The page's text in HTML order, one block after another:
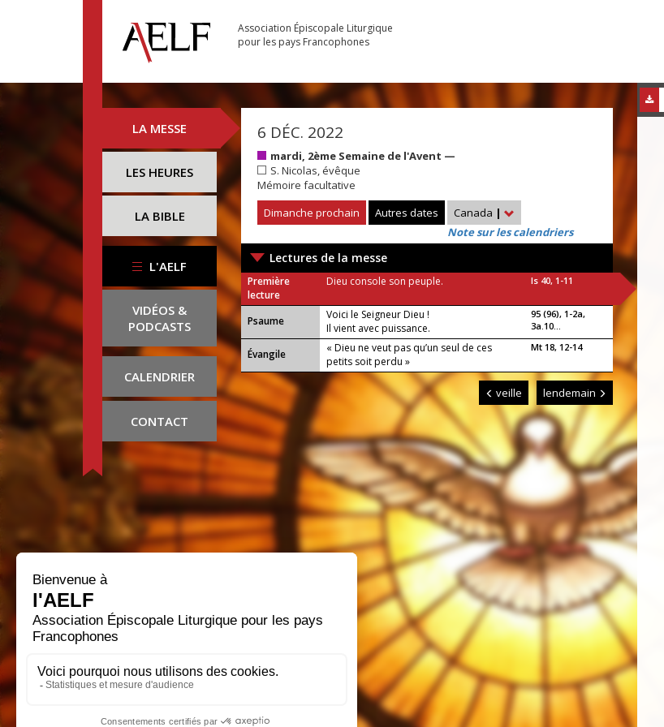
Association Épiscopale Liturgique
pour les pays Francophones
LA MESSE
LES HEURES
LA BIBLE
L'AELF
VIDÉOS &
PODCASTS
CALENDRIER
CONTACT
6 DÉC. 2022
mardi, 2ème Semaine de l'Avent —
S. Nicolas, évêque
Mémoire facultative
Dimanche prochain
Autres dates Canada |
Note sur les calendriers
Lectures de la messe
Première
lecture
Dieu console son peuple. Is 40, 1-11
Psaume
Voici le Seigneur Dieu !
Il vient avec puissance.
95 (96), 1-2a,
3a.10...
Évangile
« Dieu ne veut pas qu’un seul de ces
petits soit perdu »
Mt 18, 12-14
veille lendemain